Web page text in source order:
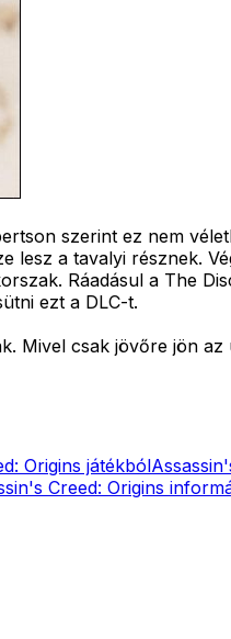
szerint ez nem
lesz a tavalyi résznek.
Ráadásul a The
ezt a DLC-t.
Mivel csak jövőre jön az
Origins játékból
Creed: Origins